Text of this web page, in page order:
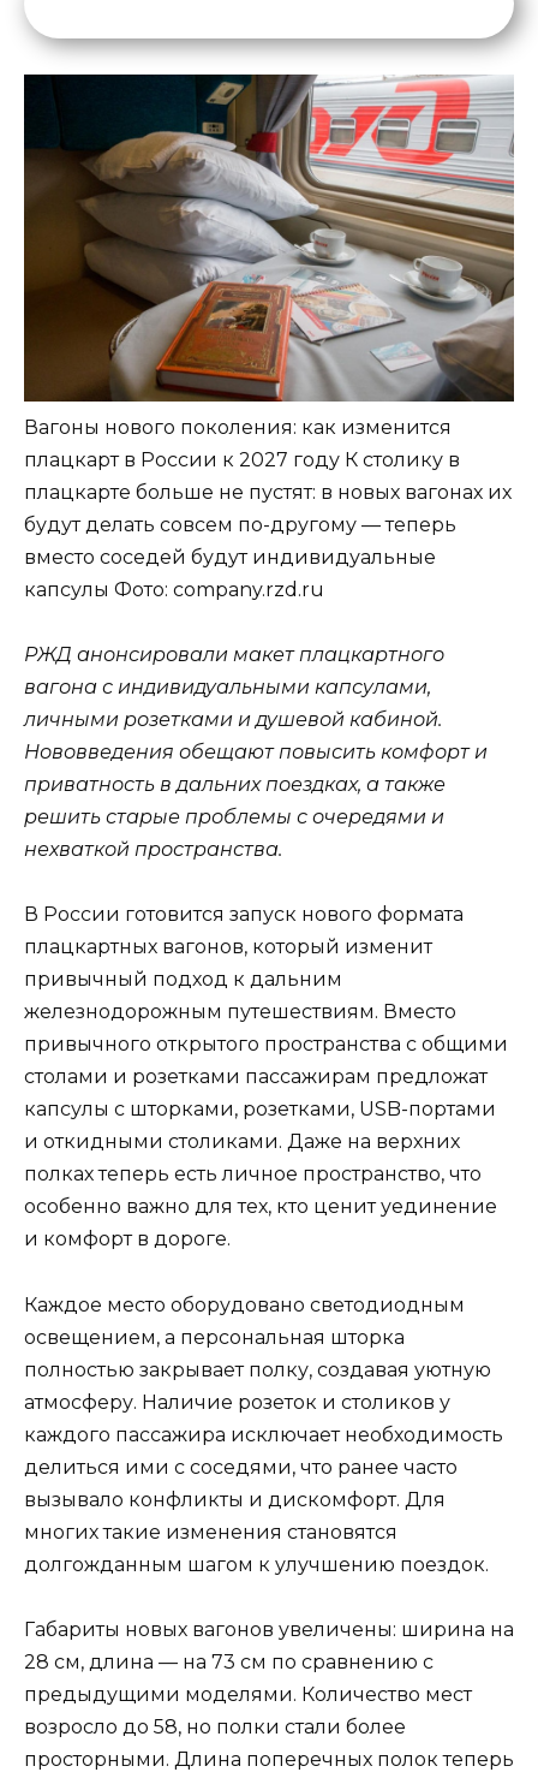
Вагоны нового поколения: как изменится
плацкарт в России к 2027 году К столику в
плацкарте больше не пустят: в новых вагонах их
будут делать совсем по-другому — теперь
вместо соседей будут индивидуальные
капсулы Фото: company.rzd.ru
РЖД анонсировали макет плацкартного
вагона с индивидуальными капсулами,
личными розетками и душевой кабиной.
Нововведения обещают повысить комфорт и
приватность в дальних поездках, а также
решить старые проблемы с очередями и
нехваткой пространства.
В России готовится запуск нового формата
плацкартных вагонов, который изменит
привычный подход к дальним
железнодорожным путешествиям. Вместо
привычного открытого пространства с общими
столами и розетками пассажирам предложат
капсулы с шторками, розетками, USB-портами
и откидными столиками. Даже на верхних
полках теперь есть личное пространство, что
особенно важно для тех, кто ценит уединение
и комфорт в дороге.
Каждое место оборудовано светодиодным
освещением, а персональная шторка
полностью закрывает полку, создавая уютную
атмосферу. Наличие розеток и столиков у
каждого пассажира исключает необходимость
делиться ими с соседями, что ранее часто
вызывало конфликты и дискомфорт. Для
многих такие изменения становятся
долгожданным шагом к улучшению поездок.
Габариты новых вагонов увеличены: ширина на
28 см, длина — на 73 см по сравнению с
предыдущими моделями. Количество мест
возросло до 58, но полки стали более
просторными. Длина поперечных полок теперь